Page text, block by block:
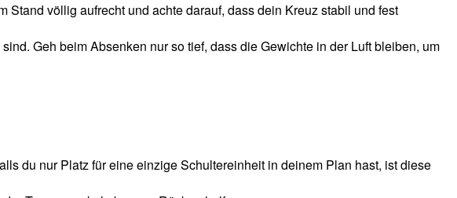
völlig aufrecht und achte darauf, dass dein Kreuz stabil und fest
Geh beim Absenken nur so tief, dass die Gewichte in der Luft bleiben, um
du nur Platz für eine einzige Schultereinheit in deinem Plan hast, ist diese